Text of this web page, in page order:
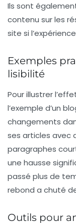
Ils sont
contenu sur les
site si
Exemples
lisibilité
Pour illustrer
l’exemple d’un
changements
ses articles avec
paragraphes
une hausse
passé plus de
rebond a chuté
Outils pour